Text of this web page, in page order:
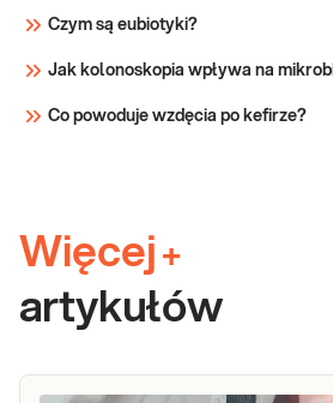
Czym są eubiotyki?
Jak kolonoskopia wpływa na
Co powoduje wzdęcia po kefirze?
Więcej +
artykułów